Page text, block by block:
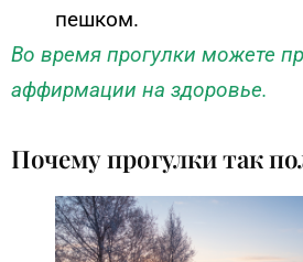
пешком.
Во время прогулки можете
аффирмации на здоровье.
Почему прогулки так